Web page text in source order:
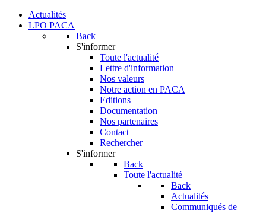
Actualités
LPO PACA
Back
S'informer
Toute l'actualité
Lettre d'information
Nos valeurs
Notre action en PACA
Editions
Documentation
Nos partenaires
Contact
Rechercher
S'informer
Back
Toute l'actualité
Back
Actualités
Communiqués de